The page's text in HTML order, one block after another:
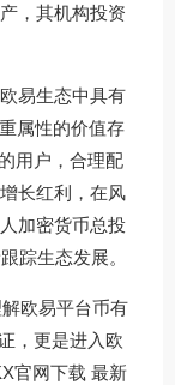
，其机构投资
易生态中具有
属性的价值存
用户，合理配
长红利，在风
加密货币总投
踪生态发展。
欧易平台币有
，更是进入欧
官网下载 最新